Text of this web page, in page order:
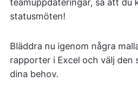
teamuppdateringar, så att du
statusmöten!
Bläddra nu igenom några
rapporter i Excel och välj den
dina behov.